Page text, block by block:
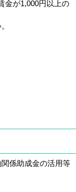
金が1,000円以上の
係助成金の活用等